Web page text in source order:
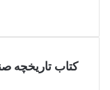
کتاب تاریخچه